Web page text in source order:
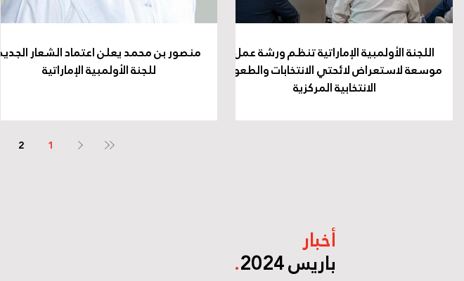
اللجنة الأولمبية الإماراتية تنظم ورشة عمل
موسعة لاستعراض لائحتي الانتخابات والطعون
الانتخابية المركزية
منصور بن محمد يعلن اعتماد الشعار الجديد
للجنة الأولمبية الإماراتية
1
2
أخبار
باريس 2024 .